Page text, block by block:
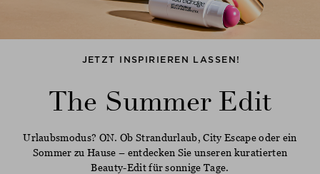
JETZT INSPIRIEREN LASSEN!
The Summer Edit
Urlaubsmodus? ON. Ob Strandurlaub, City Escape oder ein
Sommer zu Hause – entdecken Sie unseren kuratierten
Beauty-Edit für sonnige Tage.